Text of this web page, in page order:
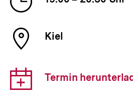
der
Ort
der
Kiel
Link:
Termin